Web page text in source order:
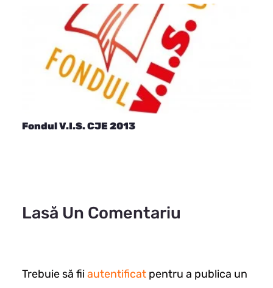
Fondul V.I.S. CJE 2013
Lasă Un Comentariu
Trebuie să fiiautentificat pentru a publica un